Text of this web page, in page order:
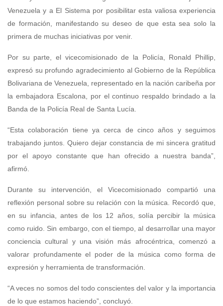
Venezuela y a El Sistema por posibilitar esta valiosa experiencia
de formación, manifestando su deseo de que esta sea solo la
primera de muchas iniciativas por venir.
Por su parte, el vicecomisionado de la Policía, Ronald Phillip,
expresó su profundo agradecimiento al Gobierno de la República
Bolivariana de Venezuela, representado en la nación caribeña por
la embajadora Escalona, por el continuo respaldo brindado a la
Banda de la Policía Real de Santa Lucía.
“Esta colaboración tiene ya cerca de cinco años y seguimos
trabajando juntos. Quiero dejar constancia de mi sincera gratitud
por el apoyo constante que han ofrecido a nuestra banda”,
afirmó.
Durante su intervención, el Vicecomisionado compartió una
reflexión personal sobre su relación con la música. Recordó que,
en su infancia, antes de los 12 años, solía percibir la música
como ruido. Sin embargo, con el tiempo, al desarrollar una mayor
conciencia cultural y una visión más afrocéntrica, comenzó a
valorar profundamente el poder de la música como forma de
expresión y herramienta de transformación.
“A veces no somos del todo conscientes del valor y la importancia
de lo que estamos haciendo”, concluyó.